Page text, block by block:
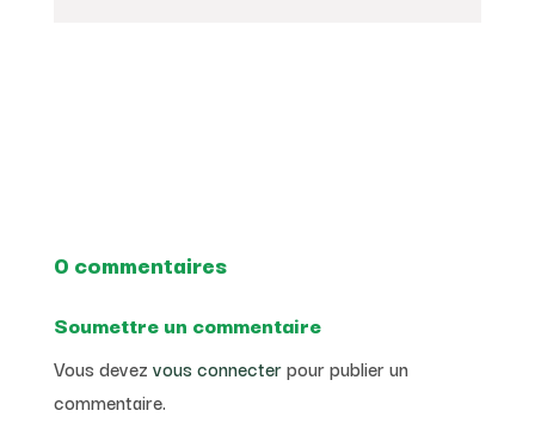
0 commentaires
Soumettre un commentaire
Vous devez vous connecterpour publier un
commentaire.